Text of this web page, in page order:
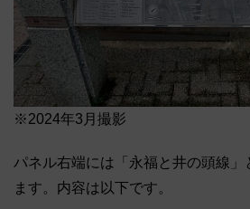
※2024年3月撮影
パネル右端には「永福と井の頭線
ます。内容は以下です。